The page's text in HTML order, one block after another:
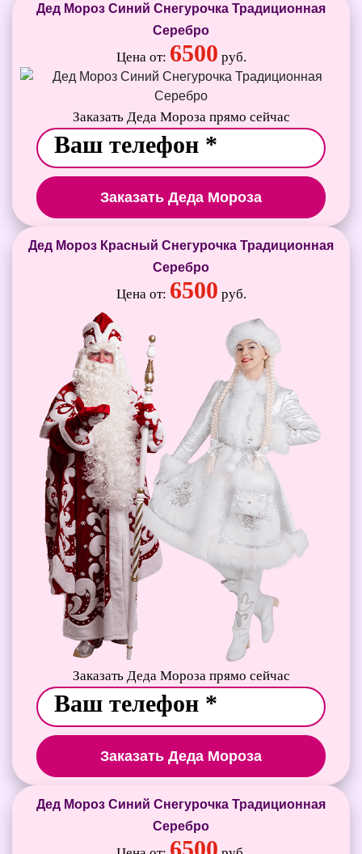
Дед Мороз Синий Снегурочка Традиционная
Серебро
Цена от: 6500 руб.
Заказать Деда Мороза прямо сейчас
Заказать Деда Мороза
Дед Мороз Красный Снегурочка Традиционная
Серебро
Цена от: 6500 руб.
Заказать Деда Мороза прямо сейчас
Заказать Деда Мороза
Дед Мороз Синий Снегурочка Традиционная
Серебро
6500